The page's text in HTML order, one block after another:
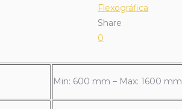
Flexográfica
Share
0
Min: 600 mm – Max: 1600 mm